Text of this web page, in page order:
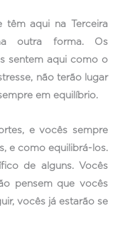
têm aqui na Terceira
outra forma. Os
sentem aqui como o
não terão lugar
em equilíbrio.
e vocês sempre
e como equilibrá-los.
de alguns. Vocês
pensem que vocês
vocês já estarão se